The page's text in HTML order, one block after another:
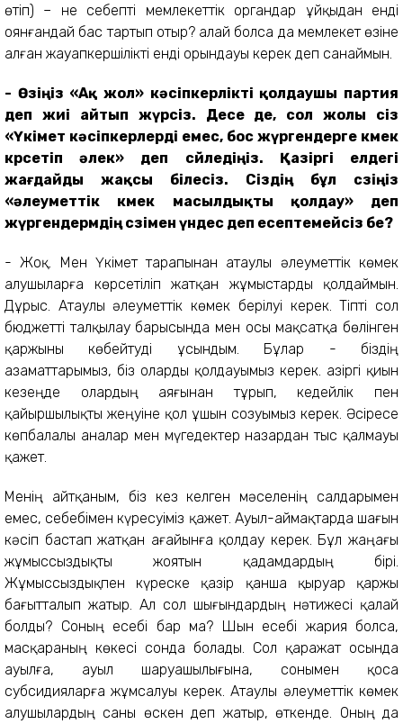
өтіп) – не себепті мемлекеттік органдар ұйқыдан енді
оянғандай бас тартып отыр? Қалай болса да мемлекет өзіне
алған жауапкершілікті енді орындауы керек деп санаймын.
- Өзіңіз «Ақ жол» кәсіпкерлікті қолдаушы партия
деп жиі айтып жүрсіз. Десе де, сол жолы сіз
«Үкімет кәсіпкерлерді емес, бос жүргендерге көмек
көрсетіп әлек» деп сөйледіңіз. Қазіргі елдегі
жағдайды жақсы білесіз. Сіздің бұл сөзіңіз
«әлеуметтік көмек масылдықты қолдау» деп
жүргендермдің сөзімен үндес деп есептемейсіз бе?
- Жоқ. Мен Үкімет тарапынан атаулы әлеуметтік көмек
алушыларға көрсетіліп жатқан жұмыстарды қолдаймын.
Дұрыс. Атаулы әлеуметтік көмек берілуі керек. Тіпті сол
бюджетті талқылау барысында мен осы мақсатқа бөлінген
қаржыны көбейтуді ұсындым. Бұлар - біздің
азаматтарымыз, біз оларды қолдауымыз керек. Қазіргі қиын
кезеңде олардың аяғынан тұрып, кедейлік пен
қайыршылықты жеңуіне қол ұшын созуымыз керек. Әсіресе
көпбалалы аналар мен мүгедектер назардан тыс қалмауы
қажет.
Менің айтқаным, біз кез келген мәселенің салдарымен
емес, себебімен күресуіміз қажет. Ауыл-аймақтарда шағын
кәсіп бастап жатқан ағайынға қолдау керек. Бұл жаңағы
жұмыссыздықты жоятын қадамдардың бірі.
Жұмыссыздықпен күреске қазір қанша қыруар қаржы
бағытталып жатыр. Ал сол шығындардың нәтижесі қалай
болды? Соның есебі бар ма? Шын есебі жария болса,
масқараның көкесі сонда болады. Сол қаражат осында
ауылға, ауыл шаруашылығына, сонымен қоса
субсидияларға жұмсалуы керек. Атаулы әлеуметтік көмек
алушылардың саны өскен деп жатыр, өткенде. Оның да